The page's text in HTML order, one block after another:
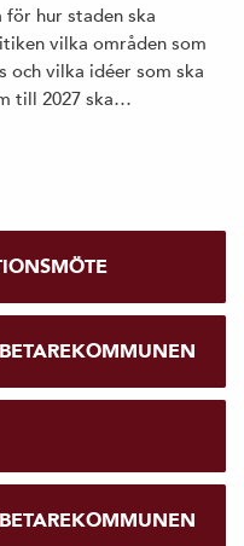
hur staden ska
vilka områden som
och vilka idéer som ska
till 2027 ska…